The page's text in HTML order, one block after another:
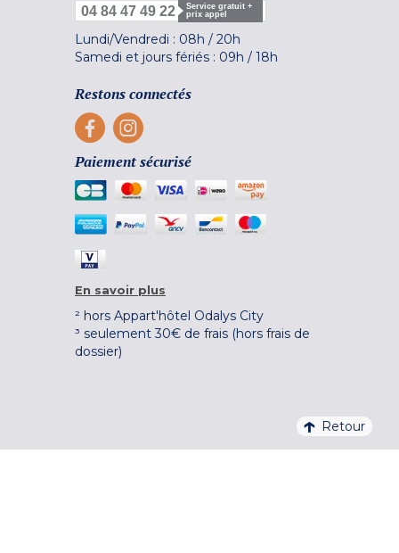
04 84 47 49 22
Service gratuit +
prix appel
Lundi/Vendredi : 08h / 20h
Samedi et jours fériés : 09h / 18h
Restons connectés
Paiement sécurisé
En savoir plus
² hors Appart'hôtel Odalys City
³ seulement 30€ de frais (hors frais de
dossier)
Retour